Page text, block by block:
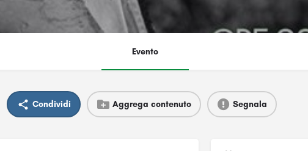
Evento
Condividi Aggrega contenuto Segnala